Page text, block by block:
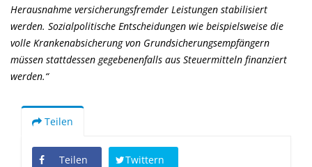
Herausnahme versicherungsfremder Leistungen stabilisiert
werden. Sozialpolitische Entscheidungen wie beispielsweise die
volle Krankenabsicherung von Grundsicherungsempfängern
müssen stattdessen gegebenenfalls aus Steuermitteln finanziert
werden.“
Teilen
Teilen Twittern